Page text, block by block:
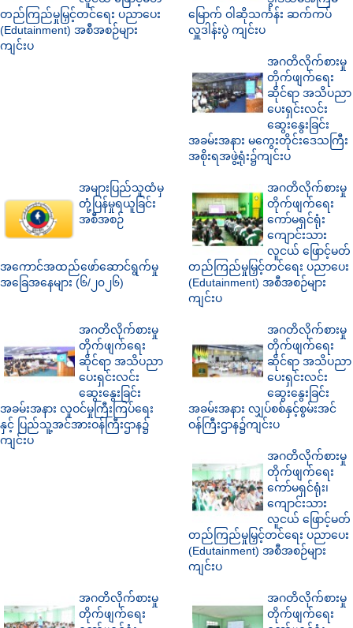
တည်ကြည်မှုမြှင့်တင်ရေး ပညာပေး
(Edutainment) အစီအစဉ်များ
ကျင်းပ
မြောက် ဝါဆိုသင်္ကန်း ဆက်ကပ်
လှူဒါန်းပွဲ ကျင်းပ
အဂတိလိုက်စားမှု
တိုက်ဖျက်ရေး
ဆိုင်ရာ အသိပညာ
ပေးရှင်းလင်း
ဆွေးနွေးခြင်း
အခမ်းအနား မကွေးတိုင်းဒေသကြီး
အစိုးရအဖွဲ့ရုံး၌ကျင်းပ
အများပြည်သူထံမှ
တုံ့ပြန်မှုရယူခြင်း
အစီအစဉ်
အကောင်အထည်ဖော်ဆောင်ရွက်မှု
အခြေအနေများ (၆/၂၀၂၆)
အဂတိလိုက်စားမှု
တိုက်ဖျက်ရေး
ကော်မရှင်ရုံး
ကျောင်းသား
လူငယ် ဖြောင့်မတ်
တည်ကြည်မှုမြှင့်တင်ရေး ပညာပေး
(Edutainment) အစီအစဉ်များ
ကျင်းပ
အဂတိလိုက်စားမှု
တိုက်ဖျက်ရေး
ဆိုင်ရာ အသိပညာ
ပေးရှင်းလင်း
ဆွေးနွေးခြင်း
အခမ်းအနား လူဝင်မှုကြီးကြပ်ရေး
နှင့် ပြည်သူ့အင်အားဝန်ကြီးဌာန၌
ကျင်းပ
အဂတိလိုက်စားမှု
တိုက်ဖျက်ရေး
ဆိုင်ရာ အသိပညာ
ပေးရှင်းလင်း
ဆွေးနွေးခြင်း
အခမ်းအနား လျှပ်စစ်နှင့်စွမ်းအင်
ဝန်ကြီးဌာန၌ကျင်းပ
အဂတိလိုက်စားမှု
တိုက်ဖျက်ရေး
ကော်မရှင်ရုံး၊
ကျောင်းသား
လူငယ် ဖြောင့်မတ်
တည်ကြည်မှုမြှင့်တင်ရေး ပညာပေး
(Edutainment) အစီအစဉ်များ
ကျင်းပ
အဂတိလိုက်စားမှု
တိုက်ဖျက်ရေး
အဂတိလိုက်စားမှု
တိုက်ဖျက်ရေး